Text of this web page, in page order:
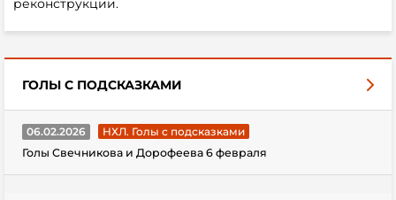
реконструкции.
ГОЛЫ С ПОДСКАЗКАМИ
06.02.2026
НХЛ. Голы с подсказками
Голы Свечникова и Дорофеева 6 февраля